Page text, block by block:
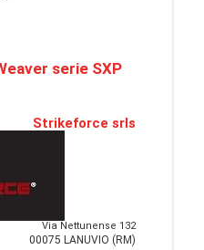
serie SXP
Strikeforce srls
Via Nettunense 132
00075 LANUVIO (RM)